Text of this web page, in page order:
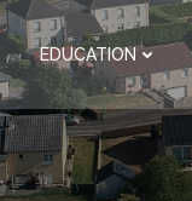
EDUCATION